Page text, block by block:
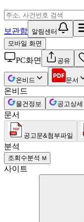
보관함 알림센터
모바일 화면
PC화면 공유
온비드 문서
온비드
물건정보 공고상세
문서
공고문&첨부파일
분석
조회수분석 M
사이트